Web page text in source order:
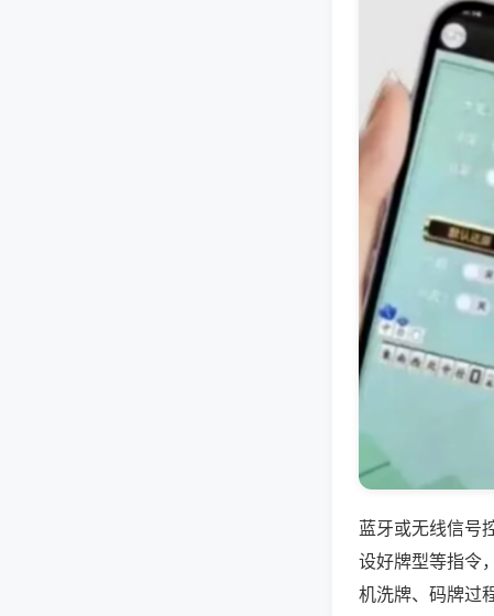
蓝牙或无线信号
设好牌型等指令
机洗牌、码牌过